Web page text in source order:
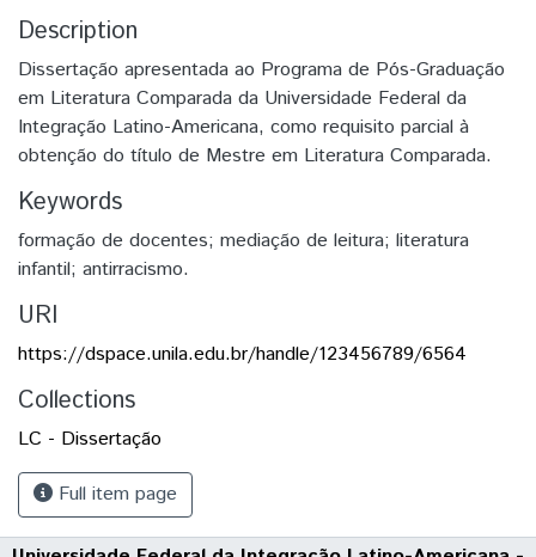
Description
Dissertação apresentada ao Programa de Pós-Graduação
em Literatura Comparada da Universidade Federal da
Integração Latino-Americana, como requisito parcial à
obtenção do título de Mestre em Literatura Comparada.
Keywords
formação de docentes; mediação de leitura; literatura
infantil; antirracismo.
URI
https://dspace.unila.edu.br/handle/123456789/6564
Collections
LC - Dissertação
Full item page